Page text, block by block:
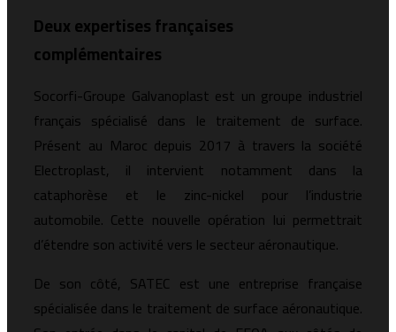
Deux expertises françaises
complémentaires
Socorfi-Groupe Galvanoplast est un groupe industriel
français spécialisé dans le traitement de surface.
Présent au Maroc depuis 2017 à travers la société
Electroplast, il intervient notamment dans la
cataphorèse et le zinc-nickel pour l’industrie
automobile. Cette nouvelle opération lui permettrait
d’étendre son activité vers le secteur aéronautique.
De son côté, SATEC est une entreprise française
spécialisée dans le traitement de surface aéronautique.